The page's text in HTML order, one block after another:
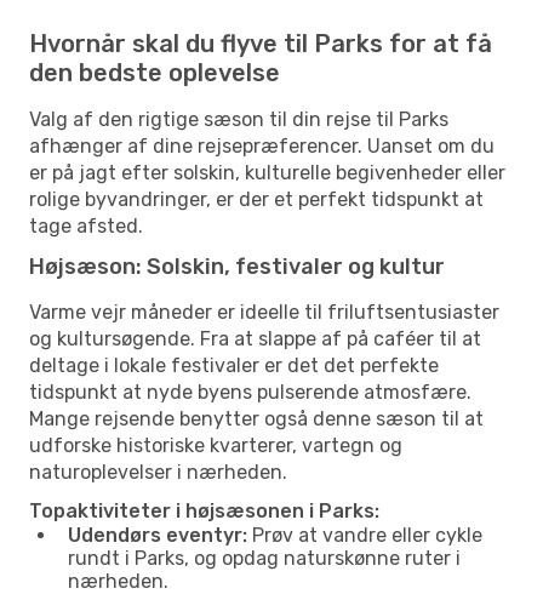
Hvornår skal du flyve til Parks for at få
den bedste oplevelse
Valg af den rigtige sæson til din rejse til Parks
afhænger af dine rejsepræferencer. Uanset om du
er på jagt efter solskin, kulturelle begivenheder eller
rolige byvandringer, er der et perfekt tidspunkt at
tage afsted.
Højsæson: Solskin, festivaler og kultur
Varme vejr måneder er ideelle til friluftsentusiaster
og kultursøgende. Fra at slappe af på caféer til at
deltage i lokale festivaler er det det perfekte
tidspunkt at nyde byens pulserende atmosfære.
Mange rejsende benytter også denne sæson til at
udforske historiske kvarterer, vartegn og
naturoplevelser i nærheden.
Topaktiviteter i højsæsonen i Parks:
Udendørs eventyr: Prøv at vandre eller cykle
rundt i Parks, og opdag naturskønne ruter i
nærheden.